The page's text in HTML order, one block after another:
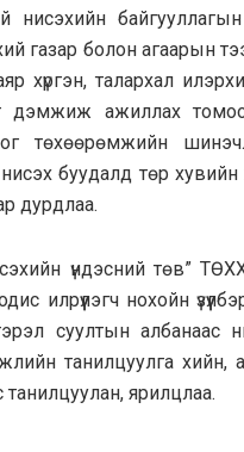
нисэхийн
газар болон агаарын
хүргэн, талархал
дэмжиж ажиллах
төхөөрөмжийн
буудалд төр хувийн
дурдлаа.
үндэсний төв”
илрүүлэгч нохойн
суултын албанаас
танилцуулга хийн,
ярилцлаа.